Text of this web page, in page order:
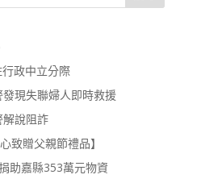
政中立分際
現失聯婦人即時救援
說阻詐
致贈父親節禮品】
助嘉縣353萬元物資